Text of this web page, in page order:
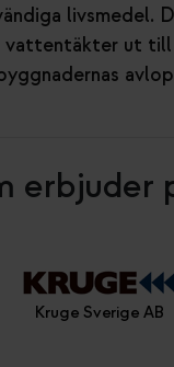
ut
erbjuder
Kruge Sverige AB